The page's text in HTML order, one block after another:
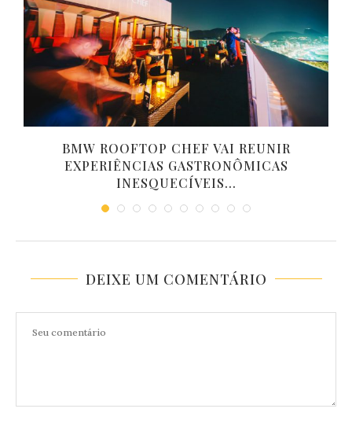
BMW ROOFTOP CHEF VAI REUNIR
EXPERIÊNCIAS GASTRONÔMICAS
INESQUECÍVEIS...
DEIXE UM COMENTÁRIO